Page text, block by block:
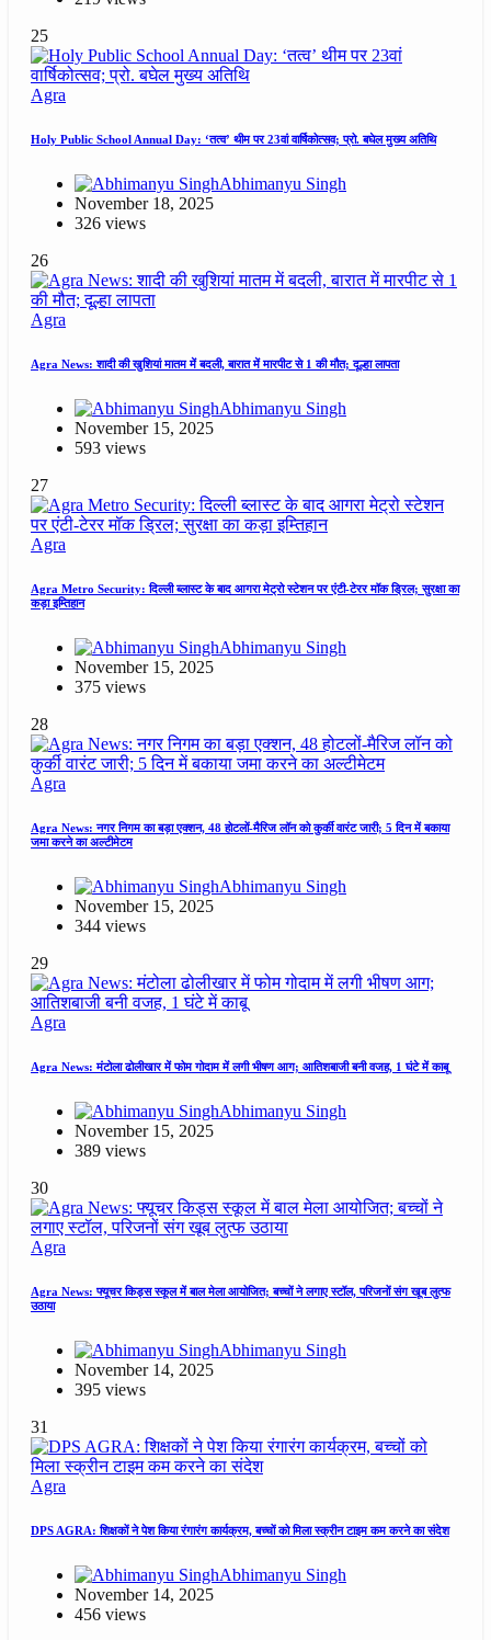
25
Agra
Holy Public School Annual Day: ‘तत्व’ थीम पर 23वां वार्षिकोत्सव; प्रो. बघेल मुख्य अतिथि
Abhimanyu Singh
November 18, 2025
326 views
26
Agra
Agra News: शादी की खुशियां मातम में बदली, बारात में मारपीट से 1 की मौत; दूल्हा लापता
Abhimanyu Singh
November 15, 2025
593 views
27
Agra
Agra Metro Security: दिल्ली ब्लास्ट के बाद आगरा मेट्रो स्टेशन पर एंटी-टेरर मॉक ड्रिल; सुरक्षा का
कड़ा इम्तिहान
Abhimanyu Singh
November 15, 2025
375 views
28
Agra
Agra News: नगर निगम का बड़ा एक्शन, 48 होटलों-मैरिज लॉन को कुर्की वारंट जारी; 5 दिन में बकाया
जमा करने का अल्टीमेटम
Abhimanyu Singh
November 15, 2025
344 views
29
Agra
Agra News: मंटोला ढोलीखार में फोम गोदाम में लगी भीषण आग; आतिशबाजी बनी वजह, 1 घंटे में काबू
Abhimanyu Singh
November 15, 2025
389 views
30
Agra
Agra News: फ्यूचर किड्स स्कूल में बाल मेला आयोजित; बच्चों ने लगाए स्टॉल, परिजनों संग खूब लुत्फ
उठाया
Abhimanyu Singh
November 14, 2025
395 views
31
Agra
DPS AGRA: शिक्षकों ने पेश किया रंगारंग कार्यक्रम, बच्चों को मिला स्क्रीन टाइम कम करने का संदेश
Abhimanyu Singh
November 14, 2025
456 views